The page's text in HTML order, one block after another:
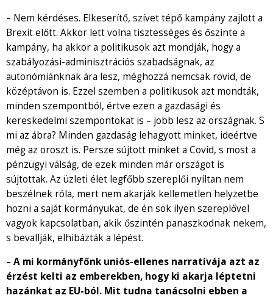
– Nem kérdéses. Elkeserítő, szívet tépő kampány zajlott a
Brexit előtt. Akkor lett volna tisztességes és őszinte a
kampány, ha akkor a politikusok azt mondják, hogy a
szabályozási-adminisztrációs szabadságnak, az
autonómiánknak ára lesz, méghozzá nemcsak rövid, de
középtávon is. Ezzel szemben a politikusok azt mondták,
minden szempontból, értve ezen a gazdasági és
kereskedelmi szempontokat is – jobb lesz az országnak. S
mi az ábra? Minden gazdaság lehagyott minket, ideértve
még az oroszt is. Persze sújtott minket a Covid, s most a
pénzügyi válság, de ezek minden már országot is
sújtottak. Az üzleti élet legfőbb szereplői nyíltan nem
beszélnek róla, mert nem akarják kellemetlen helyzetbe
hozni a saját kormányukat, de én sok ilyen szereplővel
vagyok kapcsolatban, akik őszintén panaszkodnak nekem,
s bevallják, elhibázták a lépést.
– A mi kormányfőnk uniós-ellenes narratívája azt az
érzést kelti az emberekben, hogy ki akarja léptetni
hazánkat az EU-ból. Mit tudna tanácsolni ebben a